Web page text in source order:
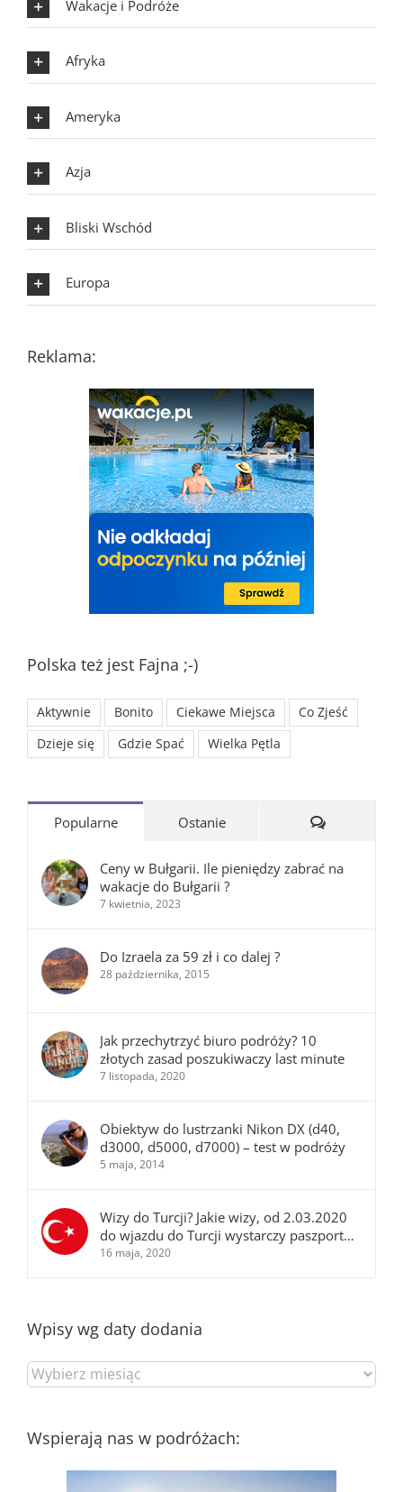
Wakacje i Podróże
Afryka
Ameryka
Azja
Bliski Wschód
Europa
Reklama:
Polska też jest Fajna ;-)
Aktywnie Bonito Ciekawe Miejsca
Co Zjeść
Dzieje się
Gdzie Spać Wielka Pętla
Popularne Ostanie Komentarze
Ceny w Bułgarii. Ile pieniędzy zabrać na
wakacje do Bułgarii ?
7 kwietnia, 2023
Do Izraela za 59 zł i co dalej ?
28 października, 2015
Jak przechytrzyć biuro podróży? 10
złotych zasad poszukiwaczy last minute
7 listopada, 2020
Obiektyw do lustrzanki Nikon DX (d40,
d3000, d5000, d7000) – test w podróży
5 maja, 2014
Wizy do Turcji? Jakie wizy, od 2.03.2020
do wjazdu do Turcji wystarczy paszport…
16 maja, 2020
Wpisy wg daty dodania
Wpisy
wg
Wspierają nas w podróżach: